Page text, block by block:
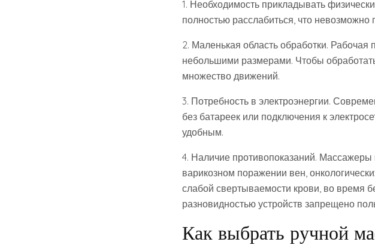
1. Необходимость прикладывать
полностью расслабиться, что
2. Маленькая область обработки.
небольшими размерами. Чтобы
множество движений.
3. Потребность в электроэнергии.
без батареек или подключения к
удобным.
4. Наличие противопоказаний.
варикозном поражении вен,
слабой свертываемости крови, во время
разновидностью устройств запрещено
Как выбрать ручной